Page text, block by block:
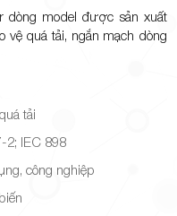
dòng model được sản xuất
quá tải, ngắn mạch dòng
tải
2; IEC 898
công nghiệp